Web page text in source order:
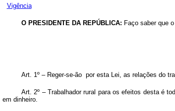
Vigência
O PRESIDENTE DA REPÚBLICA: Faço saber que
Art. 1º – Reger-se-ão por esta Lei, as relações do
Art. 2º – Trabalhador rural para os efeitos desta é
em dinheiro.